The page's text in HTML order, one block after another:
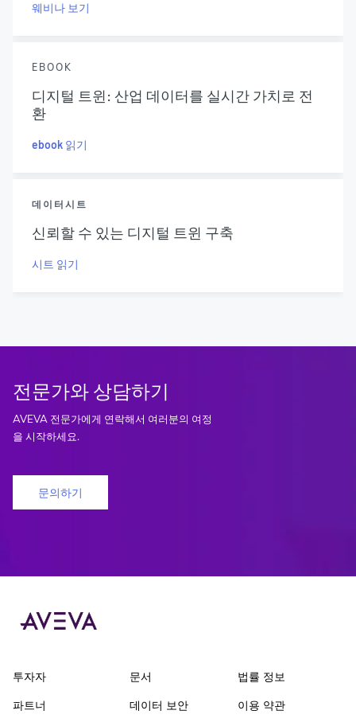
웨비나 보기
EBOOK
디지털 트윈: 산업 데이터를 실시간 가치로 전
환
ebook 읽기
데이터시트
신뢰할 수 있는 디지털 트윈 구축
시트 읽기
전문가와 상담하기
AVEVA 전문가에게 연락해서 여러분의 여정
을 시작하세요.
문의하기
투자자
파트너
문서
데이터 보안
법률 정보
이용 약관